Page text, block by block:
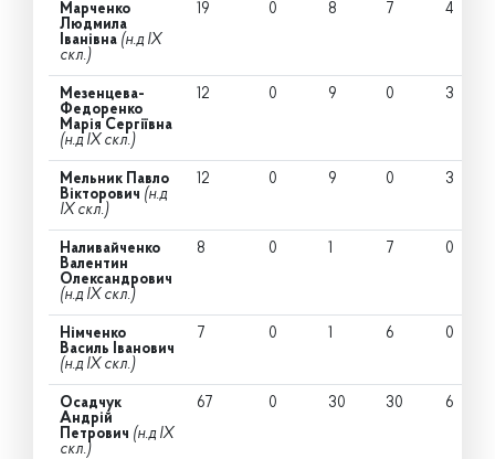
Марченко
Людмила
Іванівна (н.д IX
скл.)
19 0 8 7 4
Мезенцева-
Федоренко
Марія Сергіївна
(н.д IX скл.)
12 0 9 0 3
Мельник Павло
Вікторович (н.д
IX скл.)
12 0 9 0 3
Наливайченко
Валентин
Олександрович
(н.д IX скл.)
8 0 1 7 0
Німченко
Василь Іванович
(н.д IX скл.)
7 0 1 6 0
Осадчук
Андрій
Петрович (н.д IX
скл.)
67 0 30 30 6